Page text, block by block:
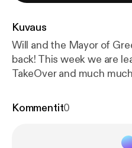
Kuvaus
Will and the Mayor of
back! This week we are
TakeOver and much much
IS @WRASSLINMAYOR
Kommentit0